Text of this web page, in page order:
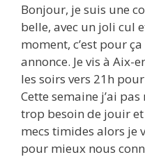
Bonjour, je suis une
belle, avec un joli cul
moment, c’est pour
annonce. Je vis à Aix-
les soirs vers 21h
Cette semaine j’ai
trop besoin de jouir et
mecs timides alors je
pour mieux nous